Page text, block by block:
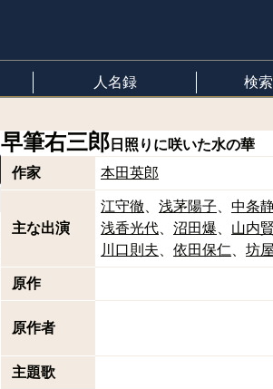
人名録 検
早筆右三郎 日照りに咲いた水の華
作家
本田英郎
主な出演
江守徹 浅茅陽子 中条
浅香光代
沼田爆 山内賢
川口則夫
依田保仁 坊
原作
原作者
主題歌